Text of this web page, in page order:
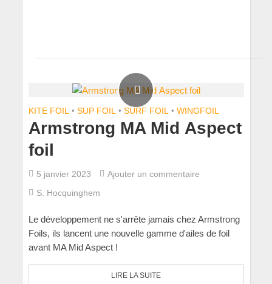
KITE FOIL • SUP FOIL • SURF FOIL • WINGFOIL
Armstrong MA Mid Aspect
foil
5 janvier 2023
Ajouter un commentaire
S. Hocquinghem
Le développement ne s'arrête jamais chez Armstrong
Foils, ils lancent une nouvelle gamme d'ailes de foil
avant MA Mid Aspect !
LIRE LA SUITE